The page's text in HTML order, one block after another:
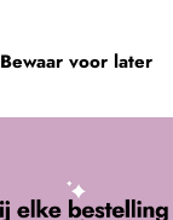
Bewaar voor later